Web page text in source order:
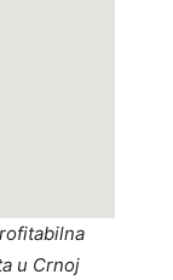
u Crnoj